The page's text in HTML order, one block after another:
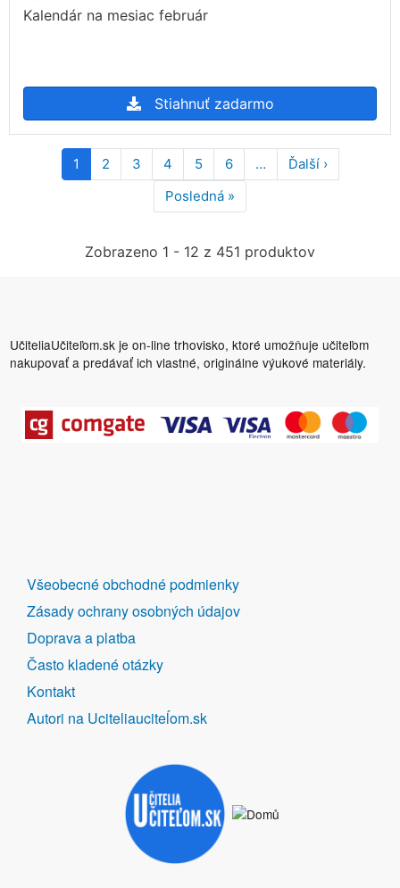
Kalendár na mesiac február
Stiahnuť zadarmo
Pagination
1 2 3 4 5 6 … Ďalší ›Ďalšia
strana
Posledná »
strana
Zobrazeno 1 - 12 z 451 produktov
UčiteliaUčiteľom.sk je on-line trhovisko, ktoré umožňuje učiteľom
nakupovať a predávať ich vlastné, originálne výukové materiály.
DALŠÍ
ODKAZY
Všeobecné obchodné podmienky
Zásady ochrany osobných údajov
Doprava a platba
Často kladené otázky
Kontakt
Autori na Uciteliauciteĺom.sk